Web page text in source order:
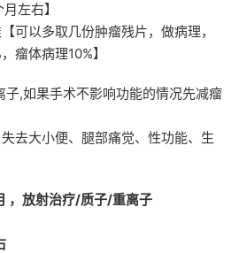
左右】
可以多取几份肿瘤残片，做病理，
瘤体病理10%】
,如果手术不影响功能的情况先减瘤
去大小便、腿部痛觉、性功能、生
，放射治疗/质子/重离子